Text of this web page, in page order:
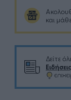
και
Δείτε
Ειδήσεις